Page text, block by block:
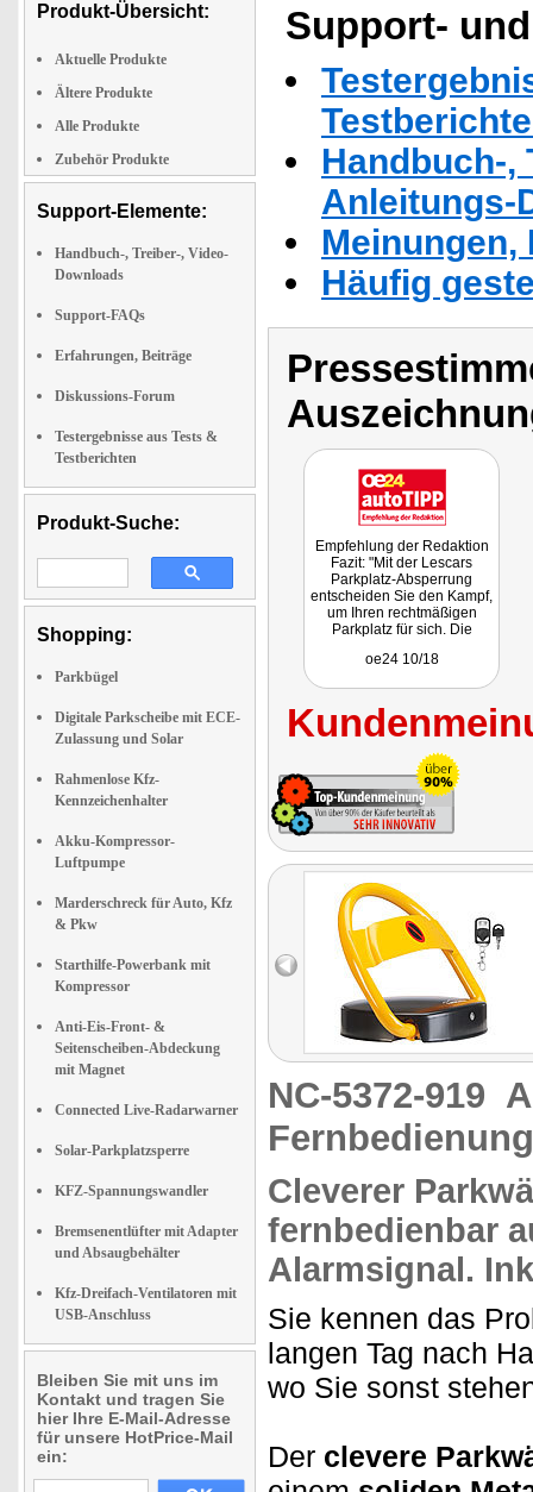
Produkt-Übersicht:
Aktuelle Produkte
Ältere Produkte
Alle Produkte
Zubehör Produkte
Support-Elemente:
Handbuch-, Treiber-, Video-
Downloads
Support-FAQs
Erfahrungen, Beiträge
Diskussions-Forum
Testergebnisse aus Tests &
Testberichten
Produkt-Suche:
Shopping:
Parkbügel
Digitale Parkscheibe mit ECE-
Zulassung und Solar
Rahmenlose Kfz-
Kennzeichenhalter
Akku-Kompressor-
Luftpumpe
Marderschreck für Auto, Kfz
& Pkw
Starthilfe-Powerbank mit
Kompressor
Anti-Eis-Front- &
Seitenscheiben-Abdeckung
mit Magnet
Connected Live-Radarwarner
Solar-Parkplatzsperre
KFZ-Spannungswandler
Bremsenentlüfter mit Adapter
und Absaugbehälter
Kfz-Dreifach-Ventilatoren mit
USB-Anschluss
Bleiben Sie mit uns im
Kontakt und tragen Sie
hier Ihre E-Mail-Adresse
für unsere HotPrice-Mail
ein:
Support-
Handbuch-,
Anleitungs-
Häufig
Empfehlung der Redaktion
Fazit: "Mit der Lescars
Parkplatz-Absperrung
entscheiden Sie den Kampf,
um Ihren rechtmäßigen
Parkplatz für sich. Die
Bedienung ist wirklich
oe24 10/18
NC-5372-919
Fernbedienung
Cleverer
fernbedienbar
Alarmsignal.
Sie kennen das
langen Tag nach
wo Sie sonst
Der clevere